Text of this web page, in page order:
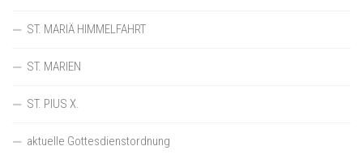
ST. MARIÄ HIMMELFAHRT
ST. MARIEN
ST. PIUS X.
aktuelle Gottesdienstordnung